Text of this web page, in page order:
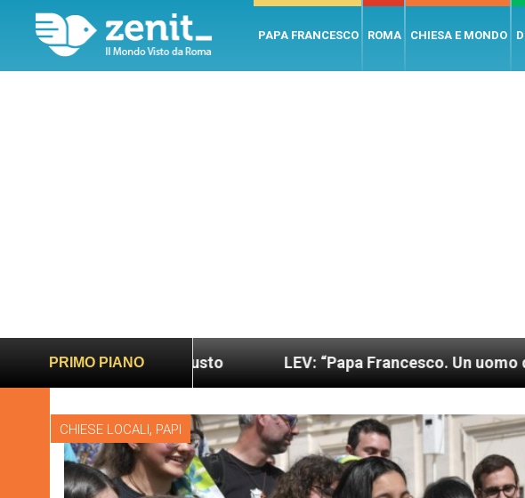
PAPA FRANCESCO ROMA CHIESA E MONDO
PRIMO PIANO
sano e giusto LEV: “Papa Francesco. Un uomo di parola”,
CHIESE LOCALI, PAPI